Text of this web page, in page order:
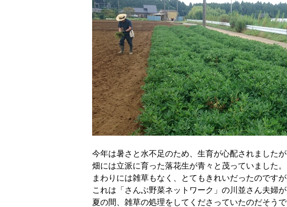
今年は暑さと水不足のため、生育が心配されましたが
畑には立派に育った落花生が青々と茂っていました。
まわりには雑草もなく、とてもきれいだったのですが
これは「さんぶ野菜ネットワーク」の川並さん夫婦が
夏の間、雑草の処理をしてくださっていたのだそうで